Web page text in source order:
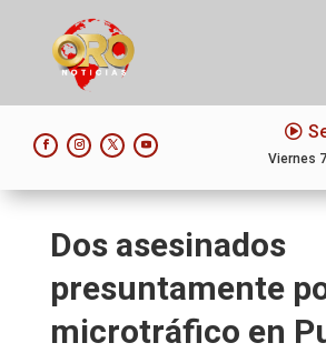
Viernes
Dos asesinados
presuntamente
microtráfico en